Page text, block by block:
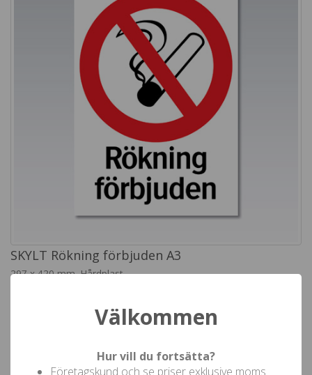
SKYLT Rökning förbjuden A3
297 x 420 mm, Hårdplast
Välkommen
Hur vill du fortsätta?
Företagskund och se priser exklusive moms